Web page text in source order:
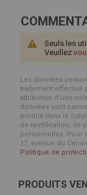
Seuls les
Veuillez
Les données
traitement effectué
attribution d'une
données sont
produit dans le
de rectification, de
personnelles. Pour
17, avenue du
Politique de
PRODUITS